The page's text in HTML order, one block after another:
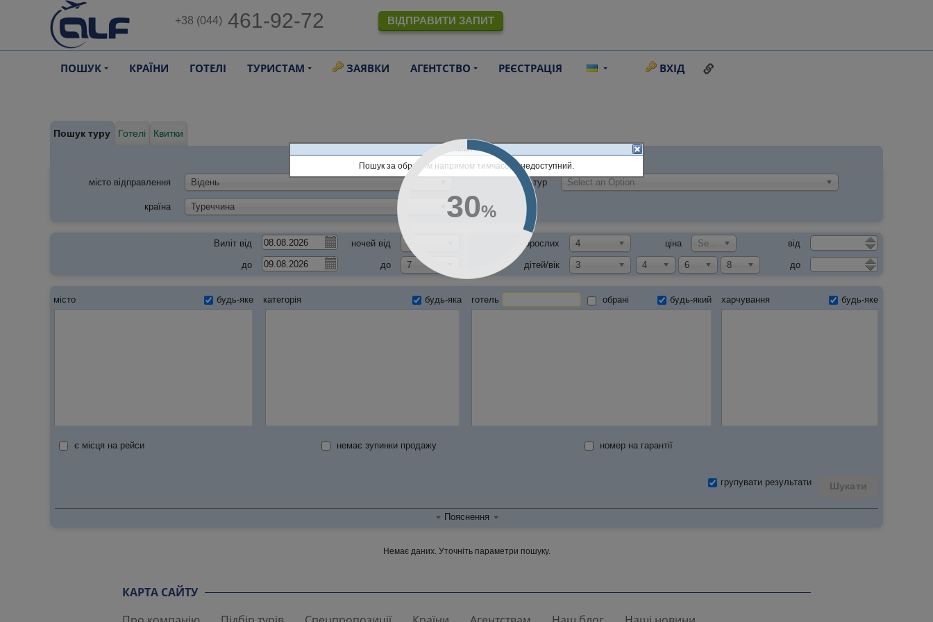
+38 (044) 461-92-72 ВІДПРАВИТИ ЗАПИТ
ПОШУК КРАЇНИ ГОТЕЛІ ТУРИСТАМ ЗАЯВКИ АГЕНТСТВО РЕЄСТРАЦІЯ ВХІД
Пошук туру Готелі Квитки
місто відправлення Відень
країна Туреччина
тур Select an Option
Виліт від ночей від 7
до до 7
дорослих 4 ціна Select an Option від
дітей/вік 3 4 6 8 до
місто будь-яке категорія будь-яка готель обрані будь-який харчування будь-яке
є місця на рейси немає зупинки продажу номер на гарантії
Шукати
групувати результати
Пояснення
Немає даних. Уточніть параметри пошуку.
КАРТА САЙТУ
31%
online.alf.ua
Пошук за обраним напрямом тимчасово недоступний.